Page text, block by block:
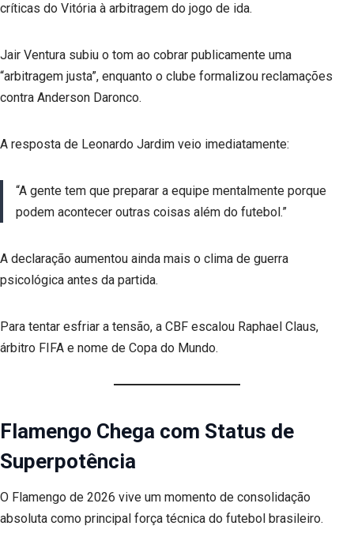
críticas do Vitória à arbitragem do jogo de ida.
Jair Ventura subiu o tom ao cobrar publicamente uma
“arbitragem justa”, enquanto o clube formalizou reclamações
contra Anderson Daronco.
A resposta de Leonardo Jardim veio imediatamente:
“A gente tem que preparar a equipe mentalmente porque
podem acontecer outras coisas além do futebol.”
A declaração aumentou ainda mais o clima de guerra
psicológica antes da partida.
Para tentar esfriar a tensão, a CBF escalou Raphael Claus,
árbitro FIFA e nome de Copa do Mundo.
Flamengo Chega com Status de
Superpotência
O Flamengo de 2026 vive um momento de consolidação
absoluta como principal força técnica do futebol brasileiro.